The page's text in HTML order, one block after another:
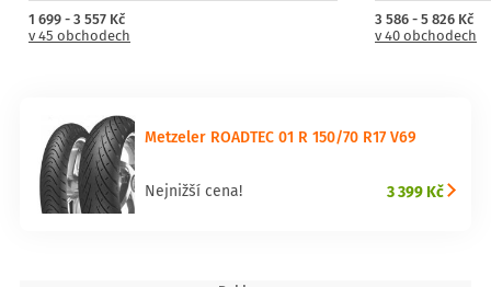
1 699 - 3 557 Kč
v 45 obchodech
3 586 - 5 826 Kč
v 40 obchodech
Metzeler ROADTEC 01 R 150/70 R17 V69
Nejnižší cena! 3 399 Kč